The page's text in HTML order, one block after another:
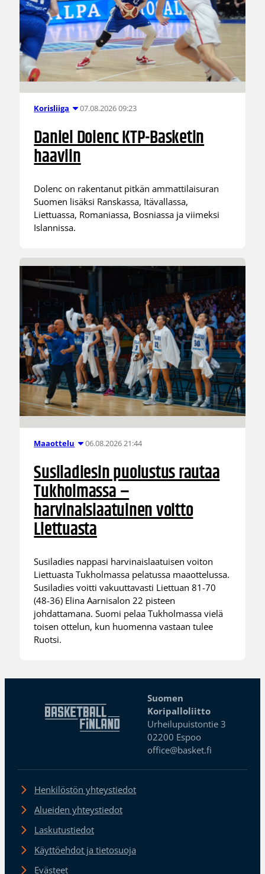
Korisliiga 07.08.2026 09:23
Daniel Dolenc KTP-Basketin
haaviin
Dolenc on rakentanut pitkän ammattilaisuran
Suomen lisäksi Ranskassa, Itävallassa,
Liettuassa, Romaniassa, Bosniassa ja viimeksi
Islannissa.
Maaottelu 06.08.2026 21:44
Susiladiesin puolustus rautaa
Tukholmassa –
harvinaislaatuinen voitto
Liettuasta
Susiladies nappasi harvinaislaatuisen voiton
Liettuasta Tukholmassa pelatussa maaottelussa.
Susiladies voitti vakuuttavasti Liettuan 81-70
(48-36) Elina Aarnisalon 22 pisteen
johdattamana. Suomi pelaa Tukholmassa vielä
toisen ottelun, kun huomenna vastaan tulee
Ruotsi.
Suomen
Koripalloliitto
Urheilupuistontie 3
02200 Espoo
office@basket.fi
Henkilöstön yhteystiedot
Alueiden yhteystiedot
Laskutustiedot
Käyttöehdot ja tietosuoja
Evästeet